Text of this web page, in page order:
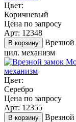
Цвет:
Коричневый
Цена по запросу
Арт: 12348
В корзину
цил. механизм
Цвет:
Серебро
Цена по запросу
Арт: 12355
В корзину